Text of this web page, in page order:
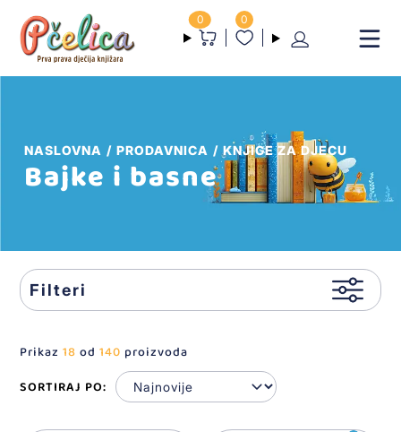
0 0
NASLOVNA PRODAVNICA KNJIGE ZA DJECU
Bajke i basne
Filteri
Prikaz18 od140 proizvoda
SORTIRAJ PO: